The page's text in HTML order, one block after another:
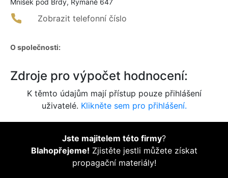
Mníšek pod Brdy, Rymaně 647
Zobrazit telefonní číslo
O společnosti:
Zdroje pro výpočet hodnocení:
K těmto údajům mají přístup pouze přihlášení
uživatelé. Klikněte sem pro přihlášení.
Jste majitelem této firmy?
Blahopřejeme! Zjistěte jestli můžete získat
propagační materiály!